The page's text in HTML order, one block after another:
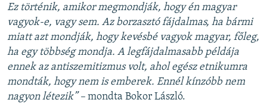
Ez történik, amikor megmondják, hogy én magyar
vagyok-e, vagy sem. Az borzasztó fájdalmas, ha bármi
miatt azt mondják, hogy kevésbé vagyok magyar, főleg,
ha egy többség mondja. A legfájdalmasabb példája
ennek az antiszemitizmus volt, ahol egész etnikumra
mondták, hogy nem is emberek. Ennél kínzóbb nem
nagyon létezik” – mondta Bokor László.